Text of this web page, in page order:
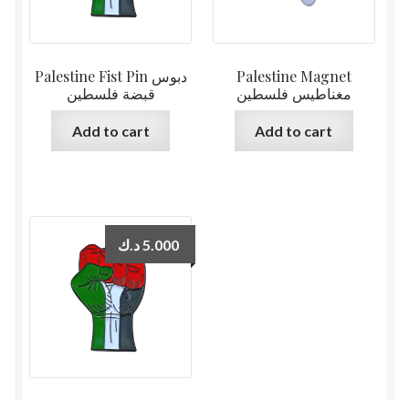
Palestine Fist Pin دبوس
قبضة فلسطين
Add to cart
Palestine Magnet
مغناطيس فلسطين
Add to cart
5.000 د.ك